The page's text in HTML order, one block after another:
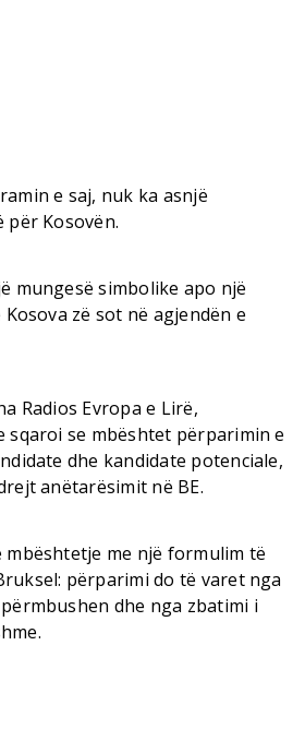
e saj, nuk ka asnjë
për Kosovën.
mungesë simbolike apo një
zë sot në agjendën e
Radios Evropa e Lirë,
sqaroi se mbështet përparimin e
dhe kandidate potenciale,
anëtarësimit në BE.
mbështetje me një formulim të
përparimi do të varet nga
dhe nga zbatimi i